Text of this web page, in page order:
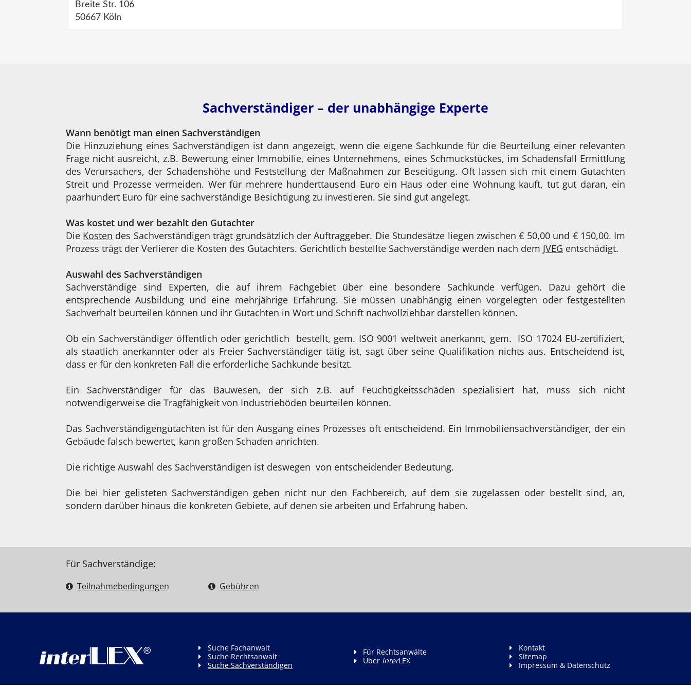
Breite Str. 106
50667 Köln
Sachverständiger – der unabhängige Experte
Wann benötigt man einen Sachverständigen
Die Hinzuziehung eines Sachverständigen ist dann angezeigt, wenn die eigene Sachkunde für die Beurteilung einer relevanten
Frage nicht ausreicht, z.B. Bewertung einer Immobilie, eines Unternehmens, eines Schmuckstückes, im Schadensfall Ermittlung
des Verursachers, der Schadenshöhe und Feststellung der Maßnahmen zur Beseitigung. Oft lassen sich mit einem Gutachten
Streit und Prozesse vermeiden. Wer für mehrere hunderttausend Euro ein Haus oder eine Wohnung kauft, tut gut daran, ein
paarhundert Euro für eine sachverständige Besichtigung zu investieren. Sie sind gut angelegt.
Was kostet und wer bezahlt den Gutachter
Die Kosten des Sachverständigen trägt grundsätzlich der Auftraggeber. Die Stundesätze liegen zwischen € 50,00 und € 150,00. Im
Prozess trägt der Verlierer die Kosten des Gutachters. Gerichtlich bestellte Sachverständige werden nach dem JVEG entschädigt.
Auswahl des Sachverständigen
Sachverständige sind Experten, die auf ihrem Fachgebiet über eine besondere Sachkunde verfügen. Dazu gehört die
entsprechende Ausbildung und eine mehrjährige Erfahrung. Sie müssen unabhängig einen vorgelegten oder festgestellten
Sachverhalt beurteilen können und ihr Gutachten in Wort und Schrift nachvollziehbar darstellen können.
Ob ein Sachverständiger öffentlich oder gerichtlich bestellt, gem. ISO 9001 weltweit anerkannt, gem. ISO 17024 EU-zertifiziert,
als staatlich anerkannter oder als Freier Sachverständiger tätig ist, sagt über seine Qualifikation nichts aus. Entscheidend ist,
dass er für den konkreten Fall die erforderliche Sachkunde besitzt.
Ein Sachverständiger für das Bauwesen, der sich z.B. auf Feuchtigkeitsschäden spezialisiert hat, muss sich nicht
notwendigerweise die Tragfähigkeit von Industrieböden beurteilen können.
Das Sachverständigengutachten ist für den Ausgang eines Prozesses oft entscheidend. Ein Immobiliensachverständiger, der ein
Gebäude falsch bewertet, kann großen Schaden anrichten.
Die richtige Auswahl des Sachverständigen ist deswegen von entscheidender Bedeutung.
Die bei hier gelisteten Sachverständigen geben nicht nur den Fachbereich, auf dem sie zugelassen oder bestellt sind, an,
sondern darüber hinaus die konkreten Gebiete, auf denen sie arbeiten und Erfahrung haben.
Für Sachverständige:
Teilnahme­bedingungen Gebühren
Suche Fachanwalt
Suche Rechtsanwalt
Suche Sachverständigen
Für Rechtsanwälte
Über interLEX
Kontakt
Sitemap
Impressum & Datenschutz